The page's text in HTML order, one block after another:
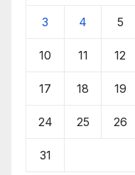
3 4 5
10 11 12
17 18 19
24 25 26
31